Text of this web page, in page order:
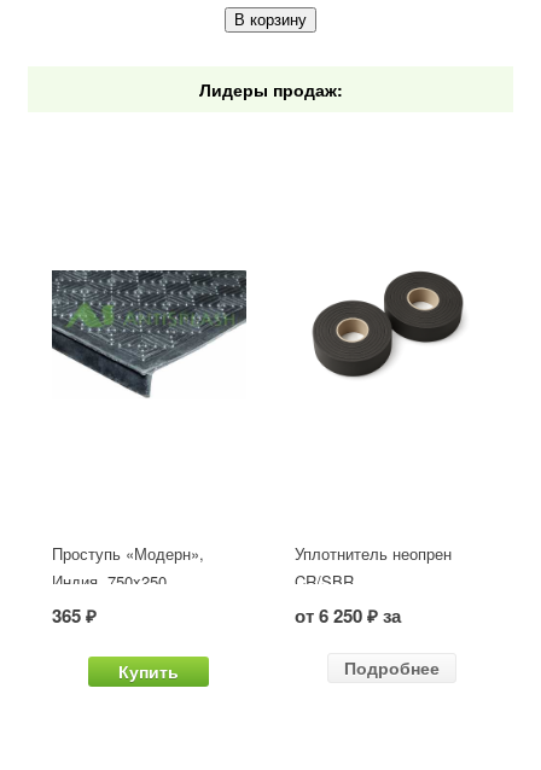
В корзину
Лидеры продаж:
Проступь «Модерн»,
Индия, 750x250
365 ₽
Купить
Уплотнитель неопрен
CR/SBR
от 6 250 ₽ за
Подробнее